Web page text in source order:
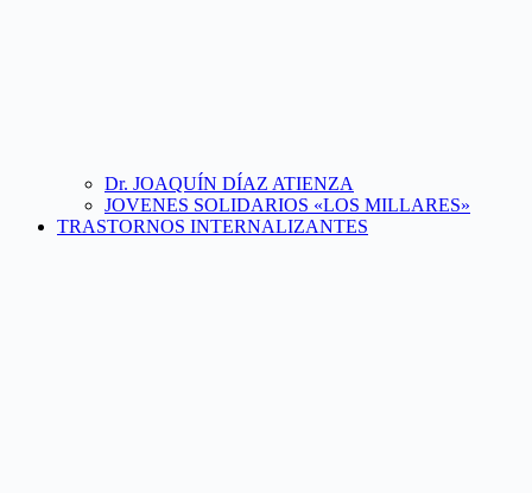
Dr. JOAQUÍN DÍAZ ATIENZA
JOVENES SOLIDARIOS «LOS MILLARES»
TRASTORNOS INTERNALIZANTES